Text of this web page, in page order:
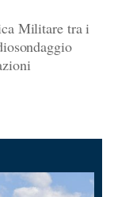
Militare tra i